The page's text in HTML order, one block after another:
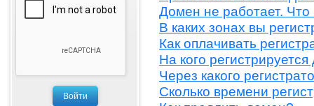
Домен не работает.
В каких зонах вы
Как оплачивать
На кого
Через какого
Сколько времени